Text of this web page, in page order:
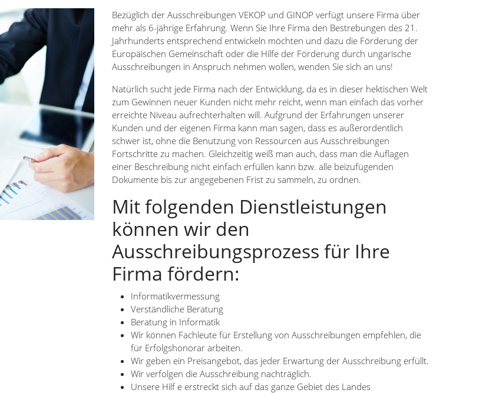
Bezüglich der Ausschreibungen VEKOP und GINOP verfügt unsere Firma über
mehr als 6-jährige Erfahrung. Wenn Sie Ihre Firma den Bestrebungen des 21.
Jahrhunderts entsprechend entwickeln möchten und dazu die Förderung der
Europäischen Gemeinschaft oder die Hilfe der Förderung durch ungarische
Ausschreibungen in Anspruch nehmen wollen, wenden Sie sich an uns!
Natürlich sucht jede Firma nach der Entwicklung, da es in dieser hektischen Welt
zum Gewinnen neuer Kunden nicht mehr reicht, wenn man einfach das vorher
erreichte Niveau aufrechterhalten will. Aufgrund der Erfahrungen unserer
Kunden und der eigenen Firma kann man sagen, dass es außerordentlich
schwer ist, ohne die Benutzung von Ressourcen aus Ausschreibungen
Fortschritte zu machen. Gleichzeitig weiß man auch, dass man die Auflagen
einer Beschreibung nicht einfach erfüllen kann bzw. alle beizufügenden
Dokumente bis zur angegebenen Frist zu sammeln, zu ordnen.
Mit folgenden Dienstleistungen
können wir den
Ausschreibungsprozess für Ihre
Firma fördern:
Informatikvermessung
Verständliche Beratung
Beratung in Informatik
Wir können Fachleute für Erstellung von Ausschreibungen empfehlen, die
für Erfolgshonorar arbeiten.
Wir geben ein Preisangebot, das jeder Erwartung der Ausschreibung erfüllt.
Wir verfolgen die Ausschreibung nachträglich.
Unsere Hilf e erstreckt sich auf das ganze Gebiet des Landes